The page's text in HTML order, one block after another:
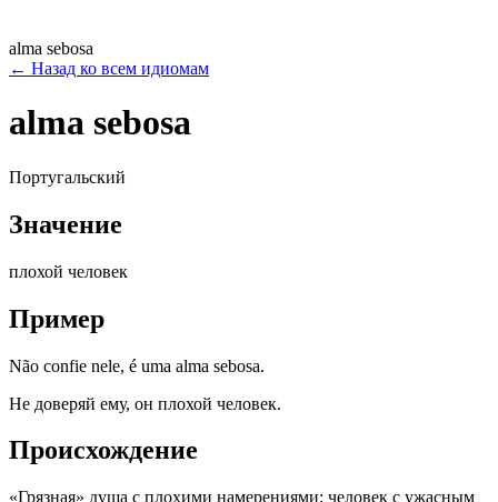
alma sebosa
← Назад ко всем идиомам
alma sebosa
Португальский
Значение
плохой человек
Пример
Não confie nele, é uma alma sebosa.
Не доверяй ему, он плохой человек.
Происхождение
«Грязная» душа с плохими намерениями; человек с ужасным